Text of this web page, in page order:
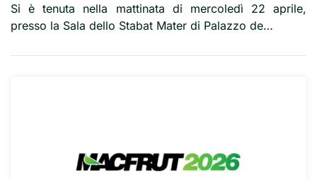
Si è tenuta nella mattinata di mercoledì 22 aprile,
presso la Sala dello Stabat Mater di Palazzo de…